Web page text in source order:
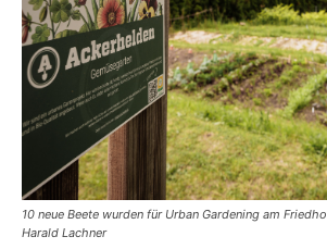
10 neue Beete wurden für Urban Gardening am
Harald Lachner